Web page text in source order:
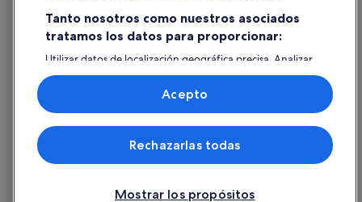
Utilizar un cupón de Expedia
Documentos para viajes internacionales
© 2026 Expedia, Inc., una empresa de Expedia Group. Todos los
derechos reservados. Expedia y el logotipo de Expedia son marcas
comerciales o marcas comerciales registradas de Expedia, Inc.
Tanto nosotros como nuestros asociados
tratamos los datos para proporcionar:
Utilizar datos de localización geográfica precisa. Analizar
activamente las características del dispositivo para su
identificación. Almacenar la información en un dispositivo
y/o acceder a ella. Publicidad y contenido personalizados,
medición de publicidad y contenido, investigación de
audiencia y desarrollo de servicios.
Lista de asociados (proveedores)
Mostrar los propósitos
Rechazarlas todas
Acepto